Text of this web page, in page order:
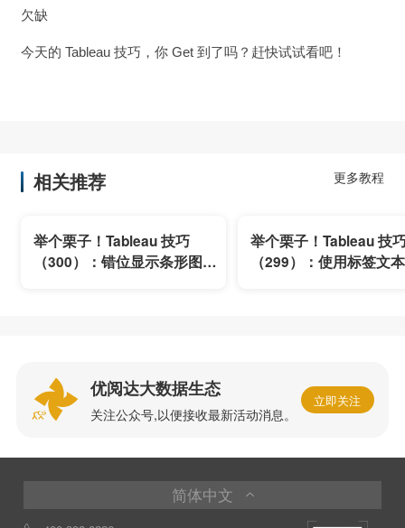
欠缺
今天的 Tableau 技巧，你 Get 到了吗？赶快试试看吧！
相关推荐 更多教程
举个栗子！Tableau 技巧
（300）：错位显示条形图的
举个栗子！Tableau 技
（299）：使用标签文
优阅达大数据生态
关注公众号,以便接收最新活动消息。
立即关注
简体中文